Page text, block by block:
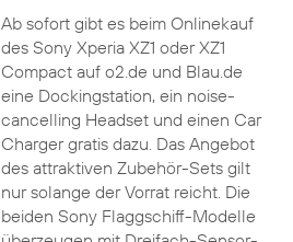
Ab sofort gibt es beim Onlinekauf
des Sony Xperia XZ1 oder XZ1
Compact auf o2.de und Blau.de
eine Dockingstation, ein noise-
cancelling Headset und einen Car
Charger gratis dazu. Das Angebot
des attraktiven Zubehör-Sets gilt
nur solange der Vorrat reicht. Die
beiden Sony Flaggschiff-Modelle